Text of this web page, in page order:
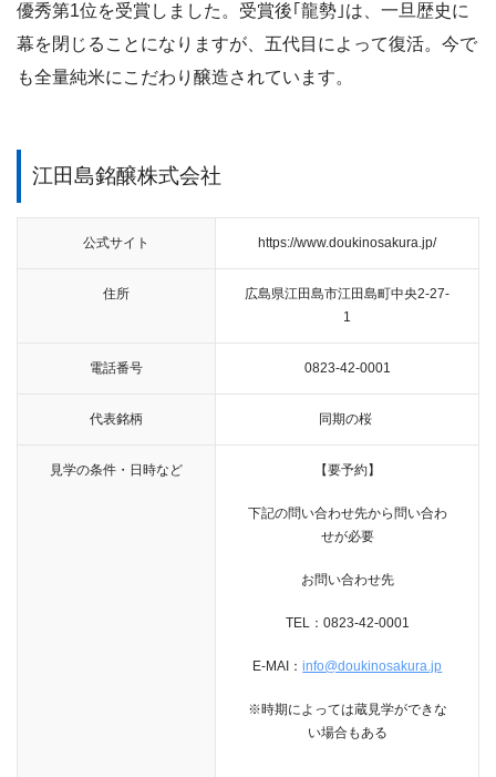
優秀第1位を受賞しました。 受賞後｢龍勢｣は、一旦歴史に
幕を閉じることになりますが、五代目によって復活。今で
も全量純米にこだわり醸造されています。
江田島銘醸株式会社
公式サイト https://www.doukinosakura.jp/
住所
広島県江田島市江田島町中央2-27-
1
電話番号 0823-42-0001
代表銘柄 同期の桜
見学の条件・日時など 【要予約】
下記の問い合わせ先から問い合わ
せが必要
お問い合わせ先
TEL：0823-42-0001
E-MAI：info@doukinosakura.jp
※時期によっては蔵見学ができな
い場合もある